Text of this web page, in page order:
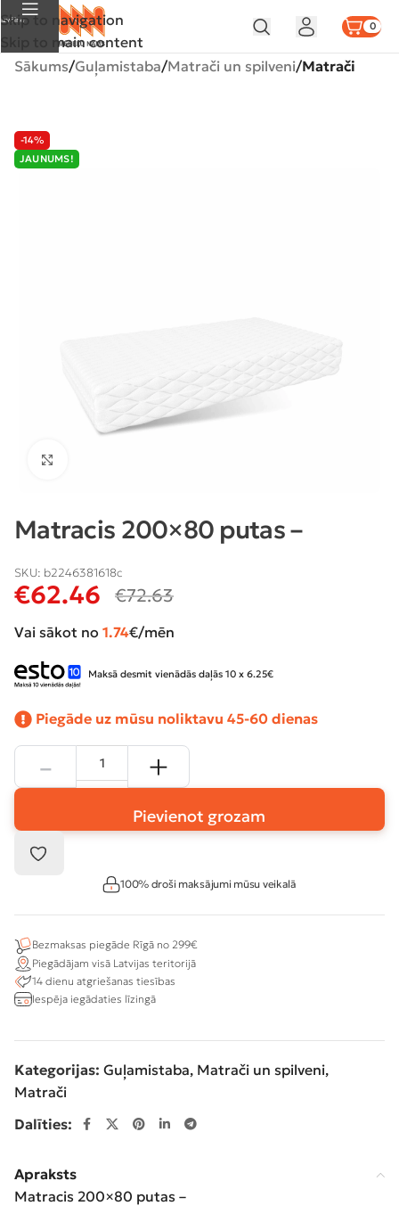
Skip to navigation
Skip to main content
Izvēlne 0
Sākums Guļamistaba Matrači un spilveni Matrači
-14%
JAUNUMS!
Matracis 200×80 putas –
SKU: b2246381618c
€62.46 €72.63
Vai sākot no 1.74€/mēn
Maksā desmit vienādās daļās 10 x 6.25€
Piegāde uz mūsu noliktavu 45-60 dienas
Pievienot grozam
100% droši maksājumi mūsu veikalā
Bezmaksas piegāde Rīgā no 299€
Piegādājam visā Latvijas teritorijā
14 dienu atgriešanas tiesības
Iespēja iegādaties līzingā
Kategorijas: Guļamistaba, Matrači un spilveni,
Matrači
Dalīties:
Apraksts
Matracis 200×80 putas –